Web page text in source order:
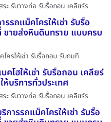
ะ รับวางท่อ รับรื้อถอน เคลียร์ร
รถแม็คโครให้เช่า รับรื้อ
ายส่งหินดินทราย แบบครบ
ครให้เช่า รับรื้อถอน รับถมที
โฮให้เช่า รับรื้อถอน เคลียร์
บริการทั่วประเทศ
ะ รับวางท่อ รับรื้อถอน เคลียร์ร
ารรถแม็คโครให้เช่า รับรื้อ